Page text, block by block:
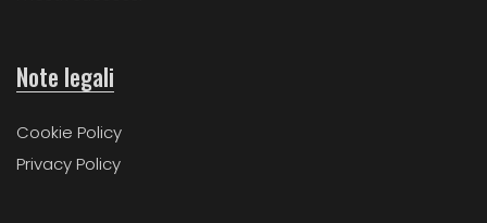
Note legali
Cookie Policy
Privacy Policy